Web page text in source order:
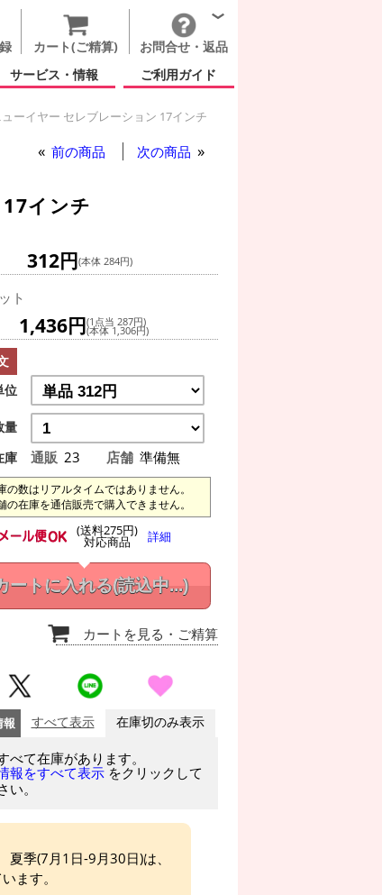
カート(ご精算)
お問合せ・返品
サービス・情報 ご利用ガイド
ーイヤー セレブレーション 17インチ
前の商品 次の商品
インチ
312円(本体 284円)
ト
1,436円(1点当 287円)
(本体 1,306円)
位
量
庫
通販 23 店舗 準備無
の数はリアルタイムではありません。
の在庫を通信販売で購入できません。
(送料275円)
対応商品 詳細
ートに入れる(読込中...)
カートを見る ・ご精算
報 すべて表示 在庫切のみ表示
べて在庫があります。
報をすべて表示 をクリックして
い。
夏季(7月1日-9月30日)は、
ます。